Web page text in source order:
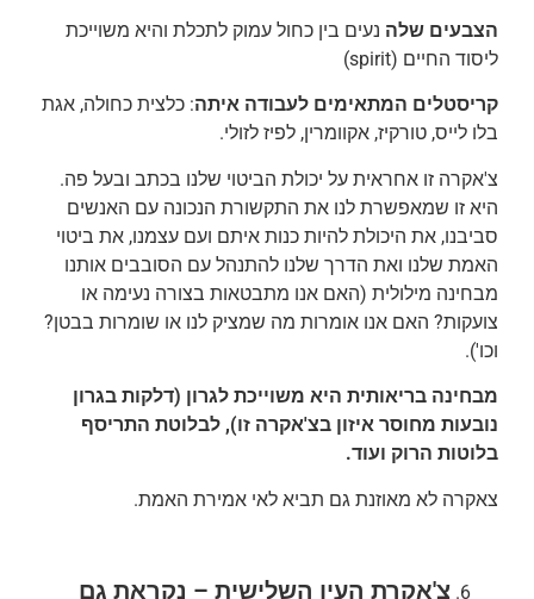
הצבעים שלה נעים בין כחול עמוק לתכלת והיא משוייכת
ליסוד החיים (spirit)
קריסטלים המתאימים לעבודה איתה: כלצית כחולה, אגת
בלו לייס, טורקיז, אקוומרין, לפיז לזולי.
צ'אקרה זו אחראית על יכולת הביטוי שלנו בכתב ובעל פה.
היא זו שמאפשרת לנו את התקשורת הנכונה עם האנשים
סביבנו, את היכולת להיות כנות איתם ועם עצמנו, את ביטוי
האמת שלנו ואת הדרך שלנו להתנהל עם הסובבים אותנו
מבחינה מילולית (האם אנו מתבטאות בצורה נעימה או
צועקות? האם אנו אומרות מה שמציק לנו או שומרות בבטן?
וכו').
מבחינה בריאותית היא משוייכת לגרון (דלקות בגרון
נובעות מחוסר איזון בצ'אקרה זו), לבלוטת התריסף
בלוטות הרוק ועוד.
צאקרה לא מאוזנת גם תביא לאי אמירת האמת.
צ'אקרת העין השלישית – נקראת גם